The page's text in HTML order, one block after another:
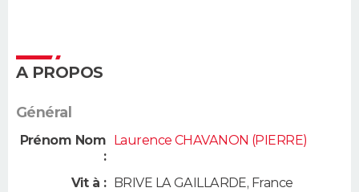
A PROPOS
Général
Prénom Nom
:
Laurence CHAVANON (PIERRE)
Vit à : BRIVE LA GAILLARDE, France